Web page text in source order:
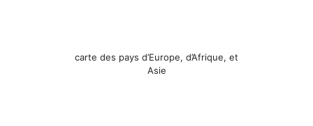
carte des pays d’Europe, d’Afrique, et
Asie